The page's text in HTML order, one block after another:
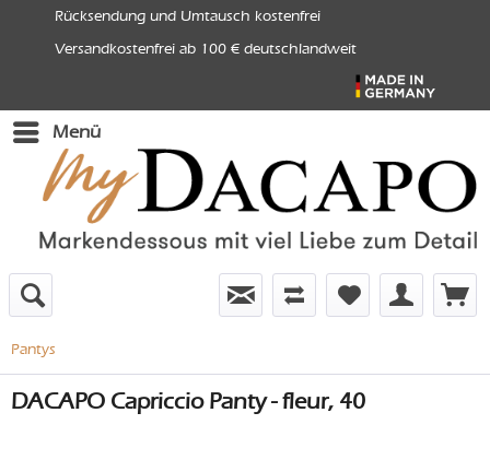
Rücksendung und Umtausch kostenfrei
Versandkostenfrei ab 100 € deutschlandweit
Menü
Pantys
DACAPO Capriccio Panty - fleur, 40